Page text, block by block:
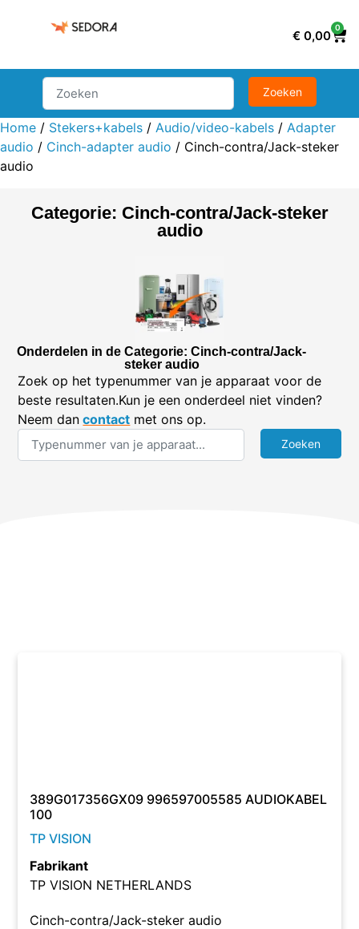
€ 0,00
0
Home / Stekers+kabels / Audio/video-kabels / Adapter
audio / Cinch-adapter audio / Cinch-contra/Jack-steker
audio
Categorie: Cinch-contra/Jack-steker
audio
Onderdelen in de Categorie: Cinch-contra/Jack-
steker audio
Zoek op het typenummer van je apparaat voor de
beste resultaten.Kun je een onderdeel niet vinden?
Neem dan contact met ons op.
389G017356GX09 996597005585 AUDIOKABEL
100
TP VISION
Fabrikant
TP VISION NETHERLANDS
Cinch-contra/Jack-steker audio